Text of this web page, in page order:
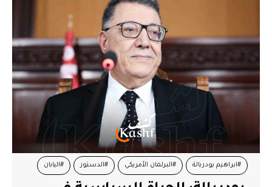
#ابراهيم بودربالة #البرلمان الأمريكي #الدستور #اليابان